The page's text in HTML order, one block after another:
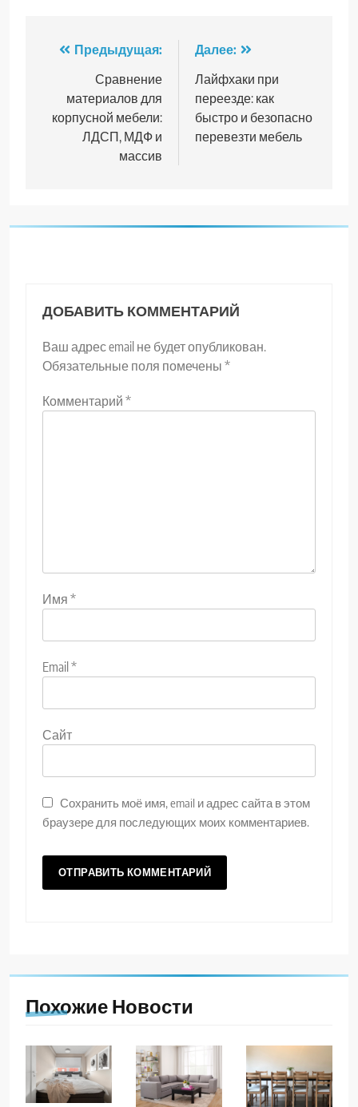
Навигация
записям
Предыдущая:
Сравнение
материалов для
корпусной мебели:
ЛДСП, МДФ и
массив
Далее:
Лайфхаки при
переезде: как
быстро и безопасно
перевезти мебель
ДОБАВИТЬ КОММЕНТАРИЙ
Ваш адрес email не будет опубликован.
Обязательные поля помечены *
Комментарий *
Имя *
Email*
Сайт
Сохранить моё имя, email и адрес сайта в этом
браузере для последующих моих комментариев.
Похожие Новости